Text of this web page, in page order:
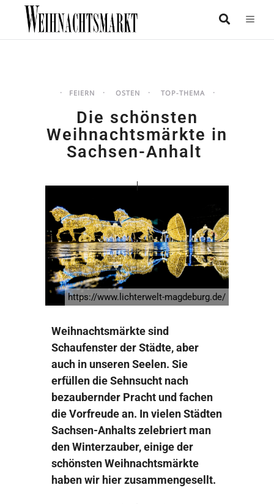
FEIERN OSTEN TOP-THEMA
Die schönsten
Weihnachtsmärkte in
Sachsen-Anhalt
https://www.lichterwelt-magdeburg.de/
Weihnachtsmärkte sind
Schaufenster der Städte, aber
auch in unseren Seelen. Sie
erfüllen die Sehnsucht nach
bezaubernder Pracht und fachen
die Vorfreude an. In vielen Städten
Sachsen-Anhalts zelebriert man
den Winterzauber, einige der
schönsten Weihnachtsmärkte
haben wir hier zusammengesellt.